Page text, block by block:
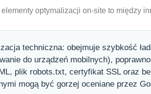
optymalizacji on-site to między
techniczna: obejmuje szybkość
do urządzeń mobilnych),
plik robots.txt, certyfikat SSL oraz
mogą być gorzej oceniane przez